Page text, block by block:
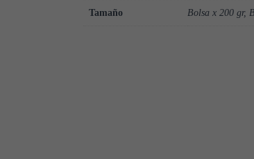
Tamaño Bolsa x 200 gr,